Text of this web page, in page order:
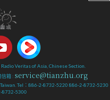
Veritas of Asia, Chinese Section.
箱 : service@tianzhu.org
Taiwan. Tel：886-2-8732-5220 886-2-8732-5230
8732-5300